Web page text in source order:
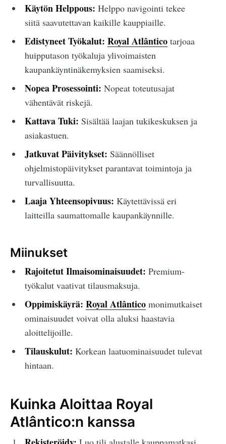
Käytön Helppous: Helppo navigointi tekee
siitä saavutettavan kaikille kauppiaille.
Edistyneet Työkalut: Royal Atlânticotarjoaa
huipputason työkaluja ylivoimaisten
kaupankäyntinäkemyksien saamiseksi.
Nopea Prosessointi: Nopeat toteutusajat
vähentävät riskejä.
Kattava Tuki: Sisältää laajan tukikeskuksen ja
asiakastuen.
Jatkuvat Päivitykset: Säännölliset
ohjelmistopäivitykset parantavat toimintoja ja
turvallisuutta.
Laaja Yhteensopivuus: Käytettävissä eri
laitteilla saumattomalle kaupankäynnille.
Miinukset
Rajoitetut Ilmaisominaisuudet: Premium-
työkalut vaativat tilausmaksuja.
Oppimiskäyrä: Royal Atlânticomonimutkaiset
ominaisuudet voivat olla aluksi haastavia
aloittelijoille.
Tilauskulut: Korkean laatuominaisuudet tulevat
hintaan.
Kuinka Aloittaa Royal
Atlântico:n kanssa